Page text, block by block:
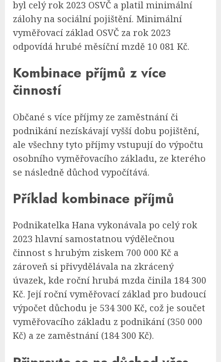
byl celý rok 2023 OSVČ a platil minimální
zálohy na sociální pojištění. Minimální
vyměřovací základ OSVČ za rok 2023
odpovídá hrubé měsíční mzdě 10 081 Kč.
Kombinace příjmů z více
činností
Občané s více příjmy ze zaměstnání či
podnikání nezískávají vyšší dobu pojištění,
ale všechny tyto příjmy vstupují do výpočtu
osobního vyměřovacího základu, ze kterého
se následně důchod vypočítává.
Příklad kombinace příjmů
Podnikatelka Hana vykonávala po celý rok
2023 hlavní samostatnou výdělečnou
činnost s hrubým ziskem 700 000 Kč a
zároveň si přivydělávala na zkrácený
úvazek, kde roční hrubá mzda činila 184 300
Kč. Její roční vyměřovací základ pro budoucí
výpočet důchodu je 534 300 Kč, což je součet
vyměřovacího základu z podnikání (350 000
Kč) a ze zaměstnání (184 300 Kč).